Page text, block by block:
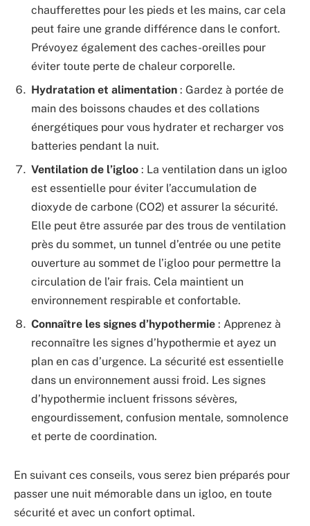
chaufferettes pour les pieds et les mains, car cela
peut faire une grande différence dans le confort.
Prévoyez également des caches-oreilles pour
éviter toute perte de chaleur corporelle.
Hydratation et alimentation : Gardez à portée de
main des boissons chaudes et des collations
énergétiques pour vous hydrater et recharger vos
batteries pendant la nuit.
Ventilation de l’igloo : La ventilation dans un igloo
est essentielle pour éviter l’accumulation de
dioxyde de carbone (CO2) et assurer la sécurité.
Elle peut être assurée par des trous de ventilation
près du sommet, un tunnel d’entrée ou une petite
ouverture au sommet de l’igloo pour permettre la
circulation de l’air frais. Cela maintient un
environnement respirable et confortable.
Connaître les signes d’hypothermie : Apprenez à
reconnaître les signes d’hypothermie et ayez un
plan en cas d’urgence. La sécurité est essentielle
dans un environnement aussi froid. Les signes
d’hypothermie incluent frissons sévères,
engourdissement, confusion mentale, somnolence
et perte de coordination.
En suivant ces conseils, vous serez bien préparés pour
passer une nuit mémorable dans un igloo, en toute
sécurité et avec un confort optimal.